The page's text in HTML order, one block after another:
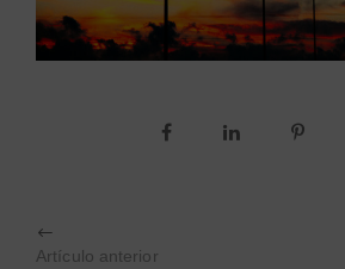
Artículo anterior